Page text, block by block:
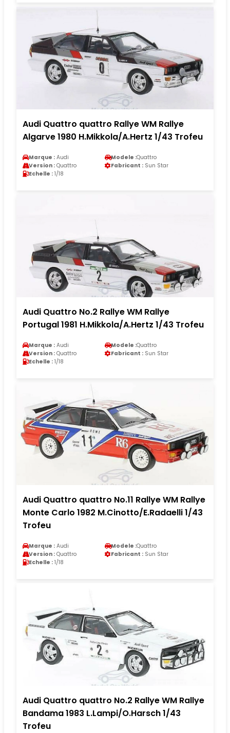
Audi Quattro quattro Rallye WM Rallye
Algarve 1980 H.Mikkola/A.Hertz 1/43 Trofeu
Marque : Audi Modele :Quattro
Version : Quattro Fabricant : Sun Star
Echelle : 1/18
Audi Quattro No.2 Rallye WM Rallye
Portugal 1981 H.Mikkola/A.Hertz 1/43 Trofeu
Marque : Audi Modele :Quattro
Version : Quattro Fabricant : Sun Star
Echelle : 1/18
Audi Quattro quattro No.11 Rallye WM Rallye
Monte Carlo 1982 M.Cinotto/E.Radaelli 1/43
Trofeu
Marque : Audi Modele :Quattro
Version : Quattro Fabricant : Sun Star
Echelle : 1/18
Audi Quattro quattro No.2 Rallye WM Rallye
Bandama 1983 L.Lampi/O.Harsch 1/43
Trofeu